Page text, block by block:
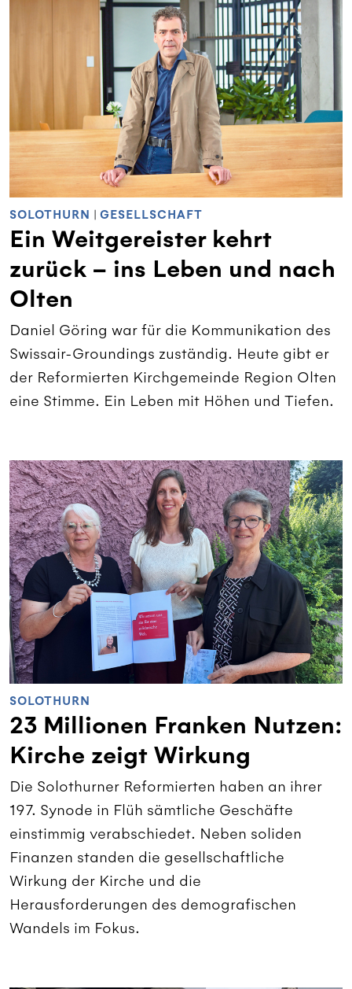
SOLOTHURN | GESELLSCHAFT
Ein Weitgereister kehrt
zurück – ins Leben und nach
Olten
Daniel Göring war für die Kommunikation des
Swissair-Groundings zuständig. Heute gibt er
der Reformierten Kirchgemeinde Region Olten
eine Stimme. Ein Leben mit Höhen und Tiefen.
SOLOTHURN
23 Millionen Franken Nutzen:
Kirche zeigt Wirkung
Die Solothurner Reformierten haben an ihrer
197. Synode in Flüh sämtliche Geschäfte
einstimmig verabschiedet. Neben soliden
Finanzen standen die gesellschaftliche
Wirkung der Kirche und die
Herausforderungen des demografischen
Wandels im Fokus.